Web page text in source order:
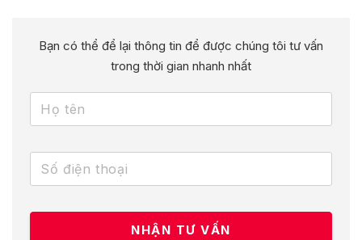
Bạn có thể để lại thông tin để được chúng tôi tư vấn
trong thời gian nhanh nhất